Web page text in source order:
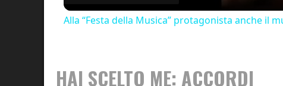
Alla “Festa della Musica” protagonista anche il
HAI SCELTO ME: ACCORDI